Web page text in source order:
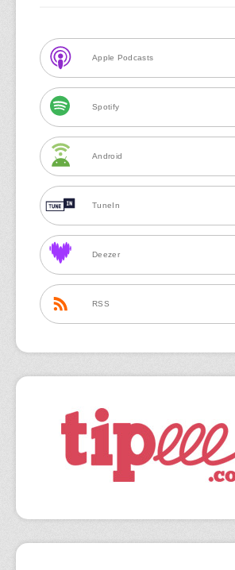
Apple Podcasts
Spotify
Android
TuneIn
Deezer
RSS